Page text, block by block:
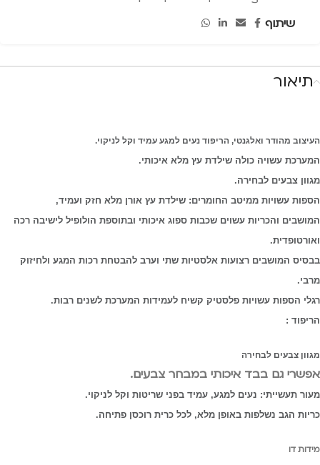
שיתוף
תיאור
העיצוב מהודר ואלגנטי, הריפוד נעים למגע עמיד וקל לניקוי.
המערכת עשויה כולה שילדת עץ מלא איכותי.
מגוון צבעים לבחירה.
הספות עשויות ממיטב החומרים: שילדת עץ אורן מלא חזק ועמיד,
המושבים והכריות עשוים שכבות ספוג איכותי ובתוספת הולופיל לישיבה רכה
ואורטופדית.
בבסיס המושבים רצועות אלסטיות שתי וערב להבטחת רכות המגע ולחיזוק
מרבי.
רגלי הספות עשויות פלסטיק קשיח לעמידות המערכת לשנים רבות.
הריפוד :
מגוון צבעים לבחירה
אפשרי גם בבד איכותי במבחר צבעים.
מעור תעשייתי: נעים למגע, עמיד בפני שריטות וקל לניקוי.
כריות הגב נשלפות באופן מלא, לכל כרית רוכסן פתיחה.
מידות דו